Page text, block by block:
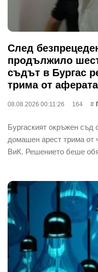
След
продължило
съдът в Бургас
трима от
08.08.2026 00:11:26 164
Бургаският окръжен
домашен арест трима от
ВиК. Решението беше